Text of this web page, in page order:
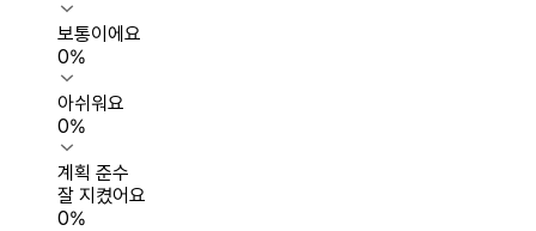
보통이에요
0%
아쉬워요
0%
계획 준수
잘 지켰어요
0%